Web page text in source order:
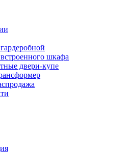
шкафа
двери-купе